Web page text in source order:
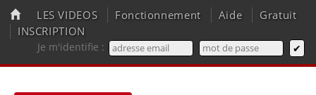
LES VIDEOS Fonctionnement Aide
Gratuit
INSCRIPTION
Je m'identifie :